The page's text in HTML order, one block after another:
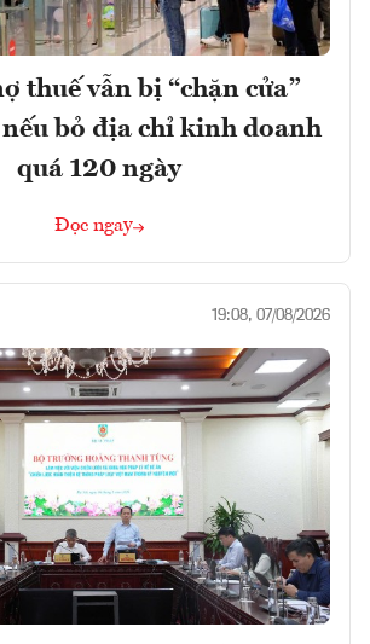
thuế vẫn bị “chặn cửa”
bỏ địa chỉ kinh doanh
quá 120 ngày
Đọc ngay
19:08, 07/08/2026